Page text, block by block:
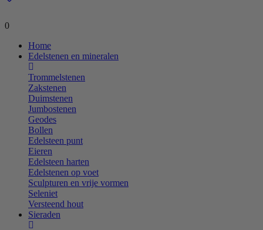
0
Home
Edelstenen en mineralen
Trommelstenen
Zakstenen
Duimstenen
Jumbostenen
Geodes
Bollen
Edelsteen punt
Eieren
Edelsteen harten
Edelstenen op voet
Sculpturen en vrije vormen
Seleniet
Versteend hout
Sieraden